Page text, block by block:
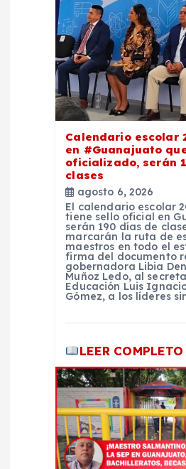
Calendario escolar
en #Guanajuato
oficializado, serán
clases
agosto 6, 2026
El calendario escolar
tiene sello oficial en
serán 190 días de
marcarán la ruta de
maestros en todo el
firma del documento
gobernadora Libia
Muñoz Ledo, al
Educación Luis
Gómez, a los líderes
LEER COMPLETO